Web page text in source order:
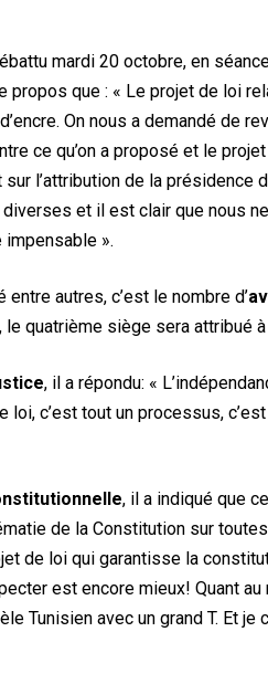
mardi 20 octobre, en
propos que : « Le projet de loi
On nous a demandé de
ce qu’on a proposé et le
l’attribution de la présidence
et il est clair que nous
».
autres, c’est le nombre d’
quatrième siège sera attribué
, il a répondu: «
loi, c’est tout un processus,
, il a indiqué que
de la Constitution sur
de loi qui garantisse la
est encore mieux! Quant
Tunisien avec un grand T. Et je